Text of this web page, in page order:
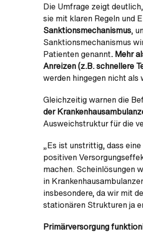
Die Umfrage zeigt
sie mit klaren Regeln und
Sanktionsmechanismus,
Sanktionsmechanismus
Patienten genannt. Mehr
Anreizen (z.B. schnellere
werden hingegen nicht als
Gleichzeitig warnen die
der
Ausweichstruktur für die
„Es ist unstrittig, dass
positiven
machen. Scheinlösungen
in
insbesondere, da wir mit
stationären Strukturen ja
Primärversorgung